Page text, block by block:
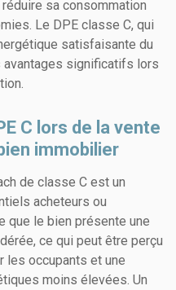
sa consommation
Le DPE classe C, qui
satisfaisante du
significatifs lors
C lors de la vente
immobilier
de classe C est un
acheteurs ou
que le bien présente une
ce qui peut être perçu
les occupants et une
moins élevées. Un